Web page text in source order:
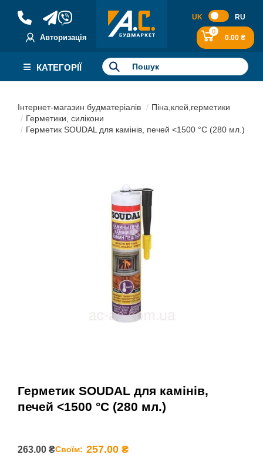
Авторизація
UK RU
0
0.00 ₴
КАТЕГОРІЇ
Інтернет-магазин будматеріалів
Піна,клей,герметики
Герметики, силікони
Герметик SOUDAL для камінів, печей <1500 °C (280 мл.)
Герметик SOUDAL для камінів,
печей <1500 °C (280 мл.)
263.00 ₴Своїм: 257.00 ₴